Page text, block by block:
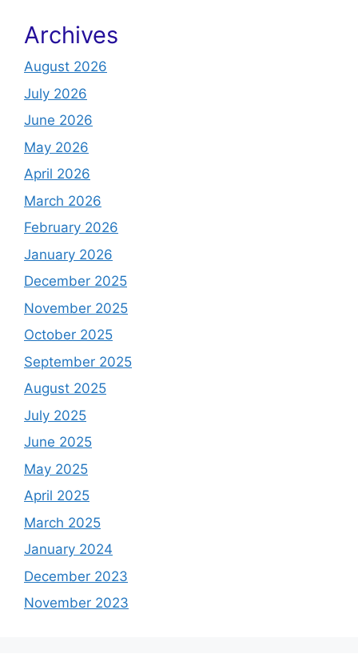
Archives
August 2026
July 2026
June 2026
May 2026
April 2026
March 2026
February 2026
January 2026
December 2025
November 2025
October 2025
September 2025
August 2025
July 2025
June 2025
May 2025
April 2025
March 2025
January 2024
December 2023
November 2023